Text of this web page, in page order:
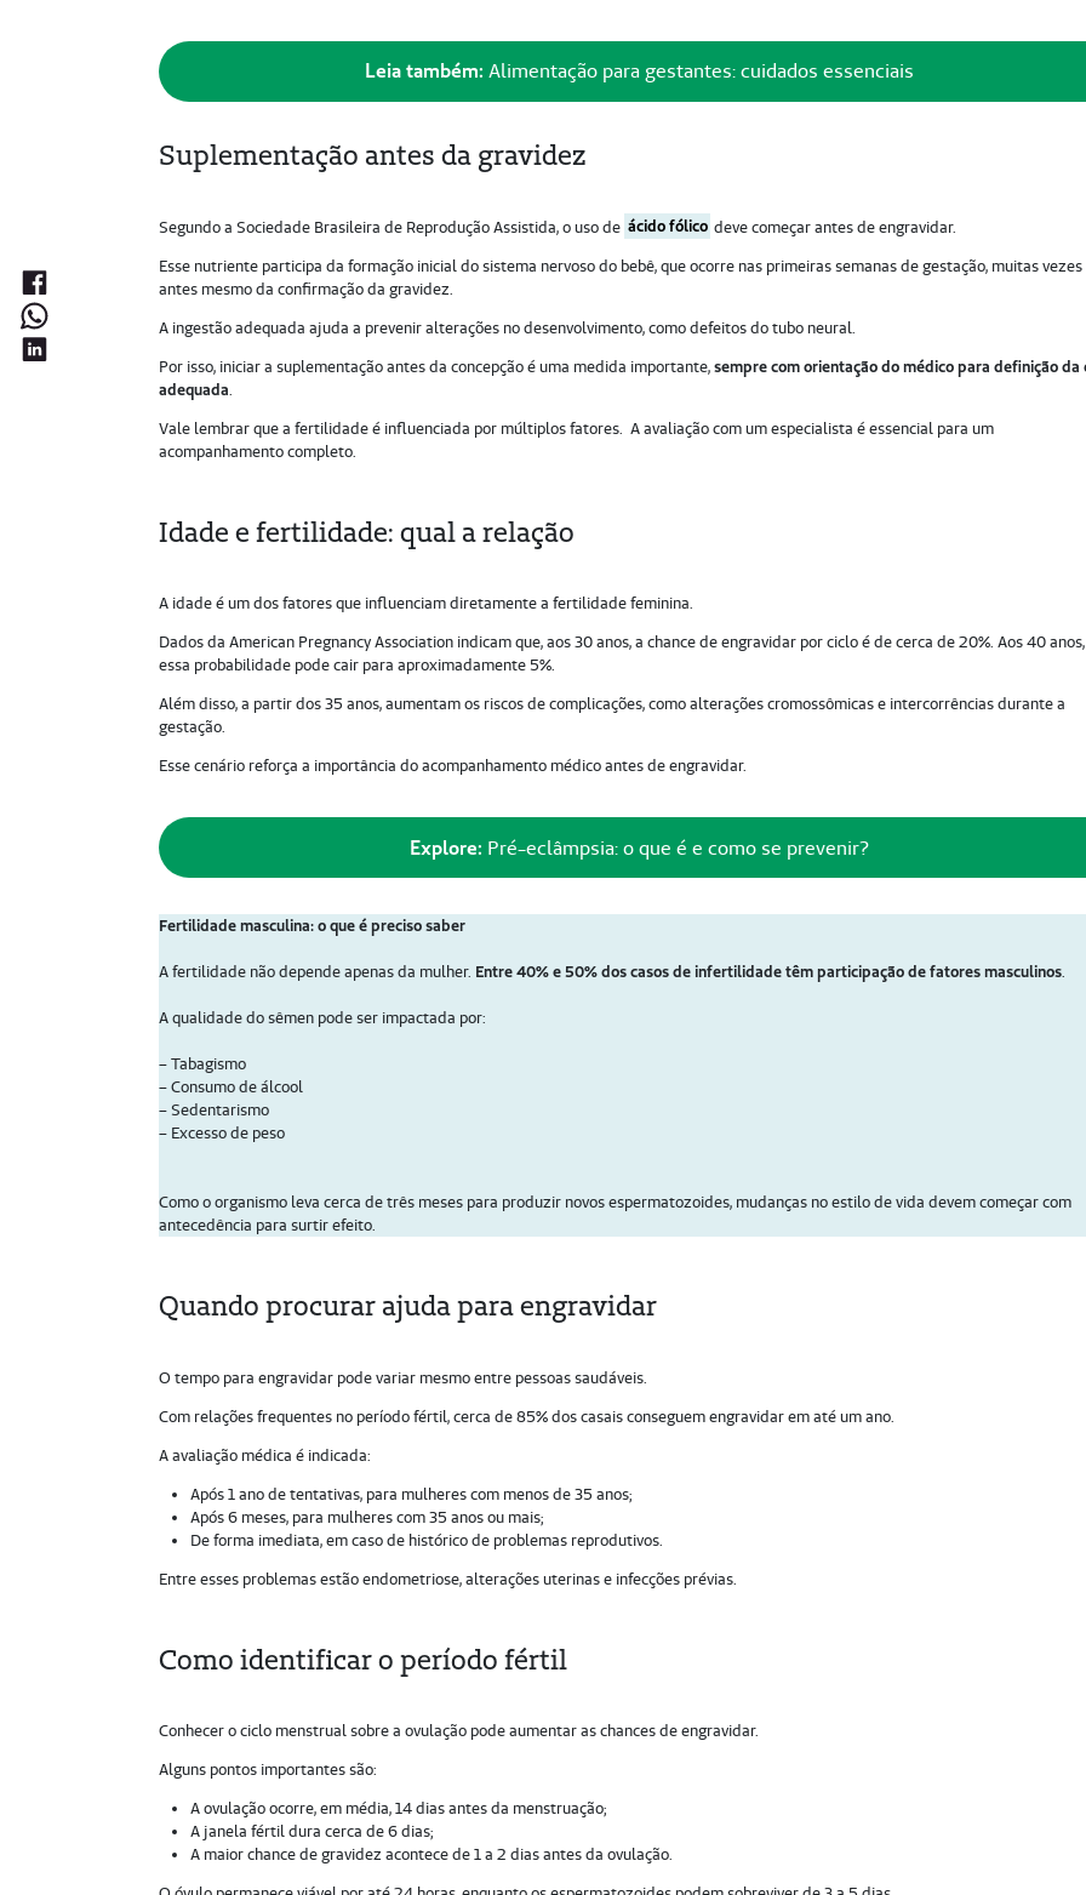
Leia também: Alimentação para gestantes: cuidados essenciais
Suplementação antes da gravidez
Segundo a Sociedade Brasileira de Reprodução Assistida, o uso de ácido fólico deve começar antes de engravidar.
Esse nutriente participa da formação inicial do sistema nervoso do bebê, que ocorre nas primeiras semanas de gestação, muitas vezes
antes mesmo da confirmação da gravidez.
A ingestão adequada ajuda a prevenir alterações no desenvolvimento, como defeitos do tubo neural.
Por isso, iniciar a suplementação antes da concepção é uma medida importante,sempre com orientação do médico para definição da
adequada.
Vale lembrar que a fertilidade é influenciada por múltiplos fatores. A avaliação com um especialista é essencial para um
acompanhamento completo.
Idade e fertilidade: qual a relação
A idade é um dos fatores que influenciam diretamente a fertilidade feminina.
Dados da American Pregnancy Association indicam que, aos 30 anos, a chance de engravidar por ciclo é de cerca de 20%. Aos 40 anos,
essa probabilidade pode cair para aproximadamente 5%.
Além disso, a partir dos 35 anos, aumentam os riscos de complicações, como alterações cromossômicas e intercorrências durante a
gestação.
Esse cenário reforça a importância do acompanhamento médico antes de engravidar.
Explore: Pré-eclâmpsia: o que é e como se prevenir?
Fertilidade masculina: o que é preciso saber
A fertilidade não depende apenas da mulher. Entre 40% e 50% dos casos de infertilidade têm participação de fatores masculinos.
A qualidade do sêmen pode ser impactada por:
– Tabagismo
– Consumo de álcool
– Sedentarismo
– Excesso de peso
Como o organismo leva cerca de três meses para produzir novos espermatozoides, mudanças no estilo de vida devem começar com
antecedência para surtir efeito.
Quando procurar ajuda para engravidar
O tempo para engravidar pode variar mesmo entre pessoas saudáveis.
Com relações frequentes no período fértil, cerca de 85% dos casais conseguem engravidar em até um ano.
A avaliação médica é indicada:
Após 1 ano de tentativas, para mulheres com menos de 35 anos;
Após 6 meses, para mulheres com 35 anos ou mais;
De forma imediata, em caso de histórico de problemas reprodutivos.
Entre esses problemas estão endometriose, alterações uterinas e infecções prévias.
Como identificar o período fértil
Conhecer o ciclo menstrual sobre a ovulação pode aumentar as chances de engravidar.
Alguns pontos importantes são:
A ovulação ocorre, em média, 14 dias antes da menstruação;
A janela fértil dura cerca de 6 dias;
A maior chance de gravidez acontece de 1 a 2 dias antes da ovulação.